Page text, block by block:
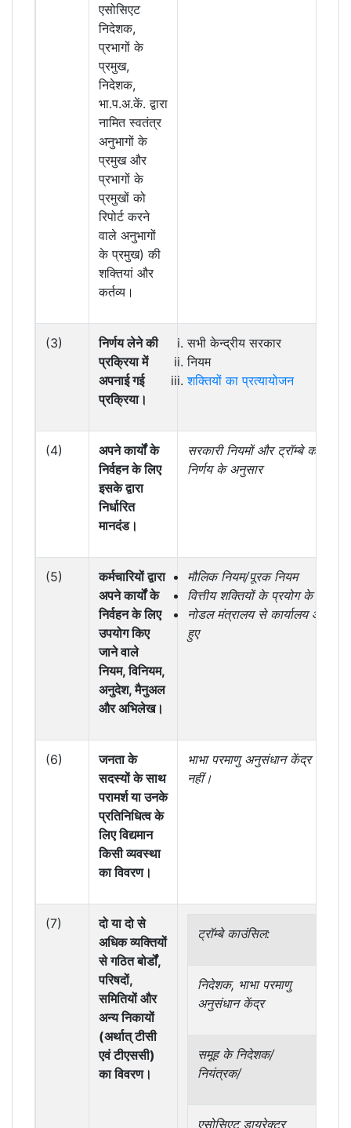
एसोसिएट
निदेशक,
प्रभागों के
प्रमुख,
निदेशक,
भा.प.अ.कें. द्वारा
नामित स्वतंत्र
अनुभागों के
प्रमुख और
प्रभागों के
प्रमुखों को
रिपोर्ट करने
वाले अनुभागों
के प्रमुख) की
शक्तियां और
कर्तव्य।
(3)
निर्णय लेने की
प्रक्रिया में
अपनाई गई
प्रक्रिया।
सभी केन्द्रीय सरकार
नियम
शक्तियों का प्रत्यायोजन
(4)
अपने कार्यों के
निर्वहन के लिए
इसके द्वारा
निर्धारित
मानदंड।
सरकारी नियमों और ट्रॉम्बे
निर्णय के अनुसार
(5)
कर्मचारियों द्वारा
अपने कार्यों के
निर्वहन के लिए
उपयोग किए
जाने वाले
नियम, विनियम,
अनुदेश, मैनुअल
और अभिलेख।
मौलिक नियम/पूरक नियम
वित्तीय शक्तियों के प्रयोग के नियम
नोडल मंत्रालय से कार्यालय आदेश
हुए
(6)
जनता के
सदस्यों के साथ
परामर्श या उनके
प्रतिनिधित्व के
लिए विद्यमान
किसी व्यवस्था
का विवरण।
भाभा परमाणु अनुसंधान केंद्र के लिए
नहीं।
(7)
दो या दो से
अधिक व्यक्तियों
से गठित बोर्डों,
परिषदों,
समितियों और
अन्य निकायों
(अर्थात् टीसी
एवं टीएससी)
का विवरण।
ट्रॉम्बे काउंसिल:
निदेशक, भाभा परमाणु
अनुसंधान केंद्र
समूह के निदेशक/
नियंत्रक/
एसोसिएट डायरेक्टर